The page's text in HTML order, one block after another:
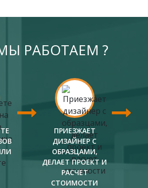
РАБОТАЕМ ?
ПРИЕЗЖАЕТ
ДИЗАЙНЕР С
ОБРАЗЦАМИ,
ДЕЛАЕТ ПРОЕКТ И
РАСЧЕТ
СТОИМОСТИ